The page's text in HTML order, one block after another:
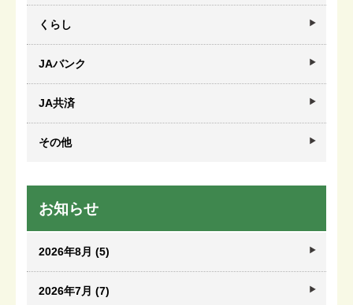
くらし
JAバンク
JA共済
その他
お知らせ
2026年8月 (5)
2026年7月 (7)